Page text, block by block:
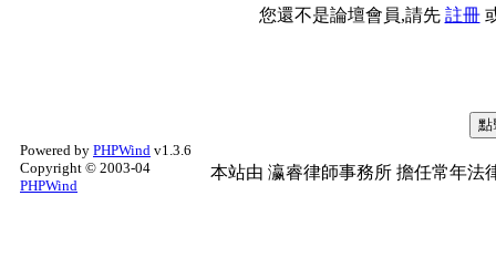
您還不是論壇會員,請先 註冊
Powered by PHPWind v1.3.6
Copyright © 2003-04
PHPWind
本站由 瀛睿律師事務所 擔任常年法